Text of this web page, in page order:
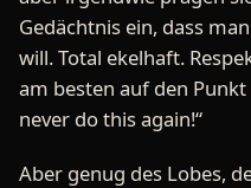
Gedächtnis ein, dass
will. Total ekelhaft.
am besten auf den Punkt
never do this again!“
Aber genug des Lobes,